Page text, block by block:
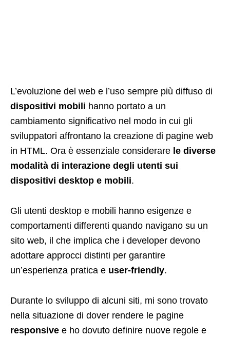
L’evoluzione del web e l’uso sempre più diffuso di
dispositivi mobili hanno portato a un
cambiamento significativo nel modo in cui gli
sviluppatori affrontano la creazione di pagine web
in HTML. Ora è essenziale considerare le diverse
modalità di interazione degli utenti sui
dispositivi desktop e mobili.
Gli utenti desktop e mobili hanno esigenze e
comportamenti differenti quando navigano su un
sito web, il che implica che i developer devono
adottare approcci distinti per garantire
un’esperienza pratica e user-friendly.
Durante lo sviluppo di alcuni siti, mi sono trovato
nella situazione di dover rendere le pagine
responsive e ho dovuto definire nuove regole e